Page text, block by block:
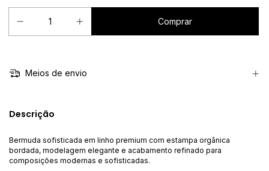
Meios de envio
Descrição
Bermuda sofisticada em linho premium com estampa orgânica
bordada, modelagem elegante e acabamento refinado para
composições modernas e sofisticadas.